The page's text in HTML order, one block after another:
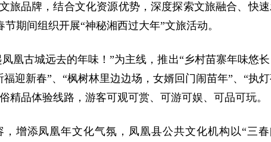
旅品牌，结合文化资源优势，深度探索文旅融合、快
期间组织开展“神秘湘西过大年”文旅活动。
凰古城远去的年味！”为主线，推出“乡村苗寨年味悠长
迎新春”、“枫树林里边边场，女婿回门闹苗年”、“执
精品体验线路，游客可观可赏、可游可娱、可品可玩。
增添凤凰年文化气氛，凤凰县公共文化机构以“三春